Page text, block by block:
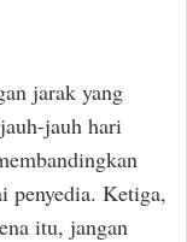
jarak yang
jauh hari
penyedia. Ketiga,
itu, jangan